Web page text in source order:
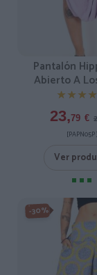
Pantalón
Abierto A
23,79 €
[PAPN05P ]
Ver
-30%